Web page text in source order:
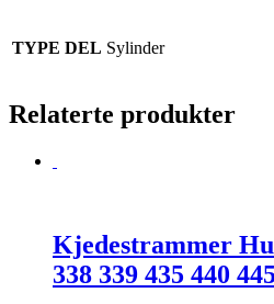
TYPE DEL Sylinder
Relaterte produkter
Kjedestrammer
338 339 435 440